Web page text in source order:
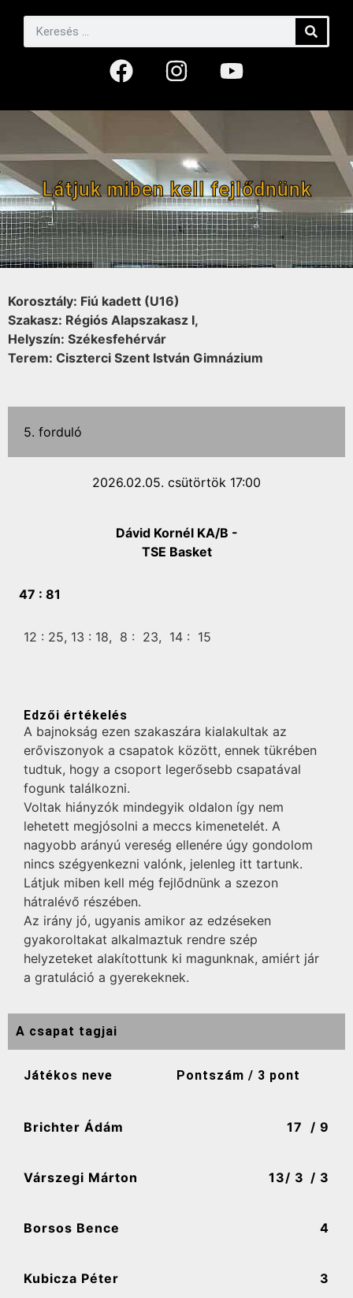
Látjuk miben kell fejlődnünk
Korosztály: Fiú kadett (U16)
Szakasz: Régiós Alapszakasz I,
Helyszín: Székesfehérvár
Terem: Ciszterci Szent István Gimnázium
5. forduló
2026.02.05. csütörtök 17:00
Dávid Kornél KA/B -
TSE Basket
47 : 81
12 : 25, 13 : 18, 8 : 23, 14 : 15
Edzői értékelés
A bajnokság ezen szakaszára kialakultak az
erőviszonyok a csapatok között, ennek tükrében
tudtuk, hogy a csoport legerősebb csapatával
fogunk találkozni.
Voltak hiányzók mindegyik oldalon így nem
lehetett megjósolni a meccs kimenetelét. A
nagyobb arányú vereség ellenére úgy gondolom
nincs szégyenkezni valónk, jelenleg itt tartunk.
Látjuk miben kell még fejlődnünk a szezon
hátralévő részében.
Az irány jó, ugyanis amikor az edzéseken
gyakoroltakat alkalmaztuk rendre szép
helyzeteket alakítottunk ki magunknak, amiért jár
a gratuláció a gyerekeknek.
A csapat tagjai
Játékos neve Pontszám / 3 pont
Brichter Ádám 17 / 9
Várszegi Márton 13/ 3 / 3
Borsos Bence 4
Kubicza Péter 3